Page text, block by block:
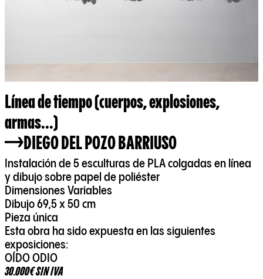
Línea de tiempo (cuerpos, explosiones,
armas...)
DIEGO DEL POZO BARRIUSO
Instalación de 5 esculturas de PLA colgadas en línea
y dibujo sobre papel de poliéster
Dimensiones Variables
Dibujo 69,5 x 50 cm
Pieza única
Esta obra ha sido expuesta en las siguientes
exposiciones:
OÍDO ODIO
30.000€ SIN IVA